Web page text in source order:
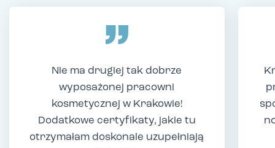
Nie ma drugiej tak dobrze
wyposażonej pracowni
kosmetycznej w Krakowie!
Dodatkowe certyfikaty, jakie tu
otrzymałam doskonale uzupełniają